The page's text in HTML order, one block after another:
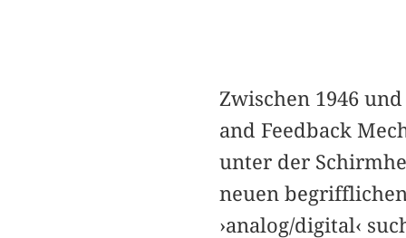
Zwischen 1946
and Feedback
unter der
neuen
›analog/digital‹